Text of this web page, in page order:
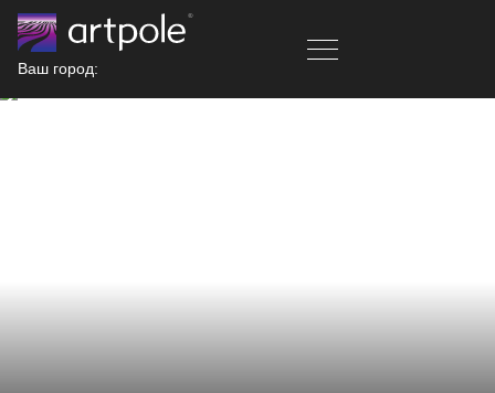
Ваш город: